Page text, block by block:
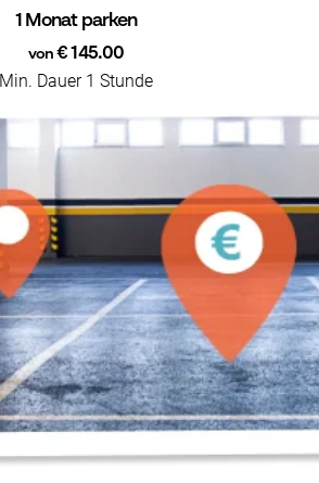
1 Monat parken
von € 145.00
Min. Dauer 1 Stunde